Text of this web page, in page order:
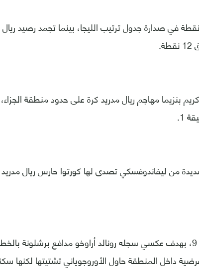
وبهذا الانتصار يرفع برشلونة رصيده إلى 68 نقطة في صدارة جدول ترتيب الليجا، بينما تجمد رصيد ريال
مهاجم ريال مدريد كرة على حدود منطقة الجزاء،
1.
من ليفاندوفسكي تصدى لها كورتوا حارس ريال مدريد
وتقدم ريال مدريد بالهدف الأول في الدقيقة 9، بهدف عكسي سجله رونالد أراوخو مدافع برشلونة
داخل المنطقة حاول الأوروجوياني تشتيتها لكنها